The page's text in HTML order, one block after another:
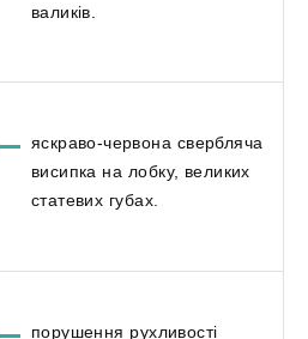
валиків.
яскраво-червона свербляча
висипка на лобку, великих
статевих губах.
порушення рухливості